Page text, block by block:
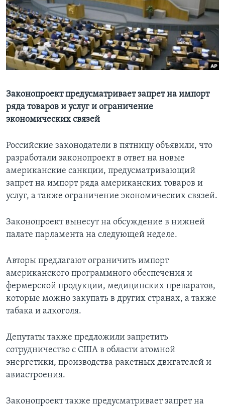
Learning English
СОЦИАЛЬНЫЕ СЕТИ
Языки
Законопроект предусматривает запрет на импорт
ряда товаров и услуг и ограничение
экономических связей
Российские законодатели в пятницу объявили, что
разработали законопроект в ответ на новые
американские санкции, предусматривающий
запрет на импорт ряда американских товаров и
услуг, а также ограничение экономических связей.
Законопроект вынесут на обсуждение в нижней
палате парламента на следующей неделе.
Авторы предлагают ограничить импорт
американского программного обеспечения и
фермерской продукции, медицинских препаратов,
которые можно закупать в других странах, а также
табака и алкоголя.
Депутаты также предложили запретить
сотрудничество с США в области атомной
энергетики, производства ракетных двигателей и
авиастроения.
Законопроект также предусматривает запрет на